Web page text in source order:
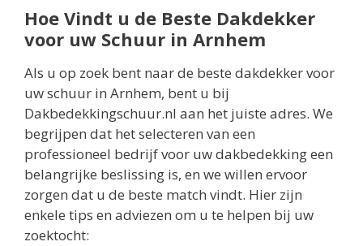
Hoe Vindt u de Beste Dakdekker
voor uw Schuur in Arnhem​
Als u op zoek bent naar de beste dakdekker voor
uw schuur in Arnhem, bent u bij
Dakbedekkingschuur.nl aan het juiste adres. We
begrijpen dat het selecteren van een
professioneel bedrijf voor uw dakbedekking een
belangrijke beslissing is, en we willen ervoor
zorgen dat u de beste match vindt. Hier zijn
enkele tips en adviezen om u te helpen bij uw
zoektocht: